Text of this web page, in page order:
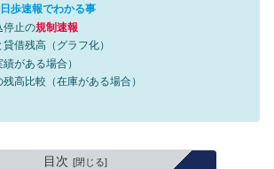
歩速報でわかる事
停止の規制速報
借残高（グラフ化）
がある場合）
高比較（在庫がある場合）
目次